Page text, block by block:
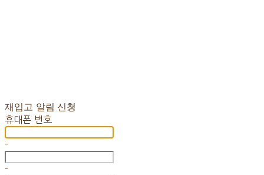
재입고 알림 신청
휴대폰 번호
-
-